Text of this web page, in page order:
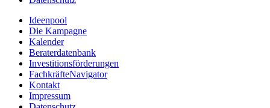
Ideenpool
Die Kampagne
Kalender
Beraterdatenbank
Investitionsförderungen
FachkräfteNavigator
Kontakt
Impressum